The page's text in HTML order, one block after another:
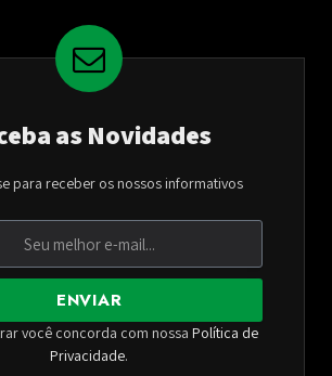
as Novidades
para receber os nossos informativos
ENVIAR
você concorda com nossa Política de
Privacidade.